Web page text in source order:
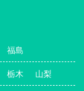
福島
栃木 山梨